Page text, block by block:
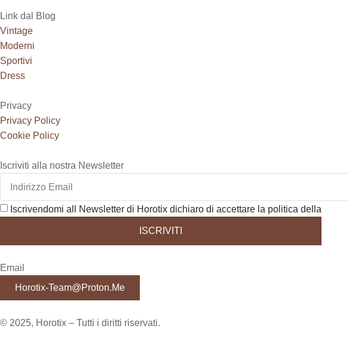
Link dal Blog
Vintage
Moderni
Sportivi
Dress
Privacy
Privacy Policy
Cookie Policy
Iscriviti alla nostra Newsletter
Iscrivendomi all Newsletter di Horotix dichiaro di accettare la politica della
ISCRIVITI
Email
Horotix-Team@proton.me
© 2025, Horotix – Tutti i diritti riservati.